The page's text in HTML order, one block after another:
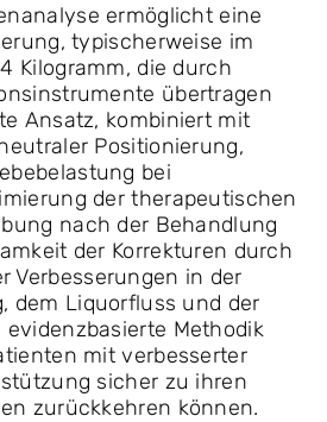
ermöglicht eine
typischerweise im
Kilogramm, die durch
übertragen
Ansatz, kombiniert mit
Positionierung,
bei
der therapeutischen
nach der Behandlung
der Korrekturen durch
Verbesserungen in der
dem Liquorfluss und der
evidenzbasierte Methodik
mit verbesserter
sicher zu ihren
zurückkehren können.